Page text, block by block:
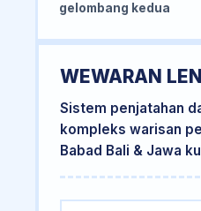
gelombang kedua
WEWARAN
Sistem penjatahan
kompleks warisan
Babad Bali & Jawa